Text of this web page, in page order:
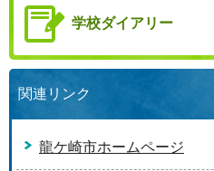
学校ダイアリー
関連リンク
龍ケ崎市ホームページ